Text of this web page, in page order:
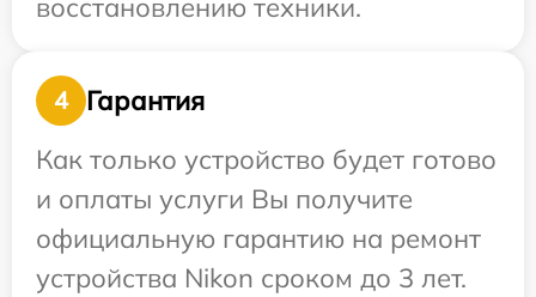
восстановлению техники.
4
Гарантия
Как только устройство будет готово
и оплаты услуги Вы получите
официальную гарантию на ремонт
устройства Nikon сроком до 3 лет.